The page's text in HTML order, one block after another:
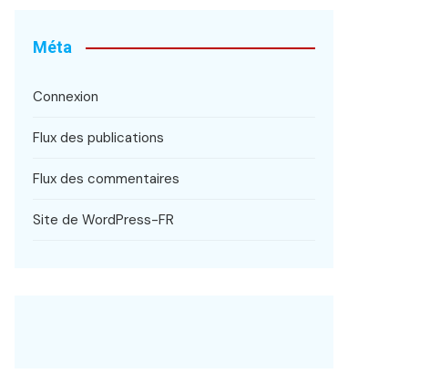
Méta
Connexion
Flux des publications
Flux des commentaires
Site de WordPress-FR